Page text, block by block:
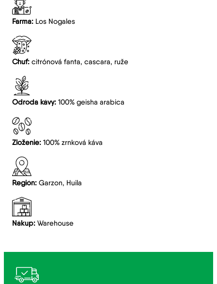
Farma: Los Nogales
Chuť: citrónová fanta, cascara, ruže
Odroda kávy: 100% geisha arabica
Zloženie:100% zrnková káva
Región:Garzon, Huila
Nákup:Warehouse